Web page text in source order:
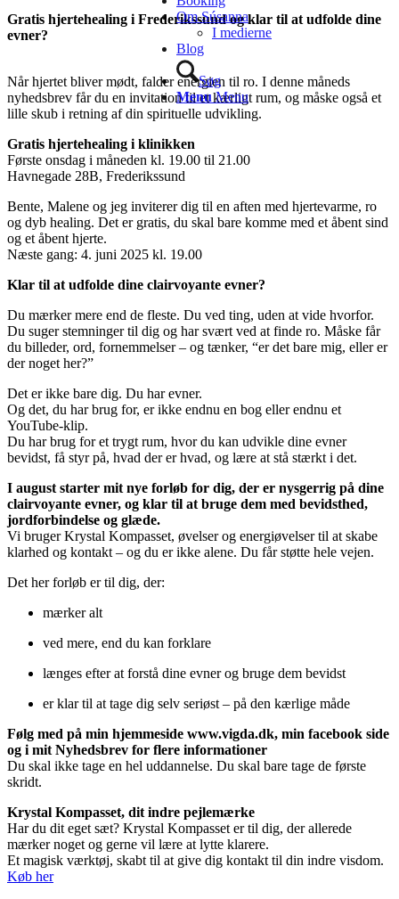
Om Súsanna
I medierne
Blog
Søg
Menu Menu
Gratis hjertehealing i Frederikssund og klar til at udfolde dine
evner?
Når hjertet bliver mødt, falder energien til ro. I denne måneds
nyhedsbrev får du en invitation til et kærligt rum, og måske også et
lille skub i retning af din spirituelle udvikling.
Gratis hjertehealing i klinikken
Første onsdag i måneden kl. 19.00 til 21.00
Havnegade 28B, Frederikssund
Bente, Malene og jeg inviterer dig til en aften med hjertevarme, ro
og dyb healing. Det er gratis, du skal bare komme med et åbent sind
og et åbent hjerte.
Næste gang: 4. juni 2025 kl. 19.00
Klar til at udfolde dine clairvoyante evner?
Du mærker mere end de fleste. Du ved ting, uden at vide hvorfor.
Du suger stemninger til dig og har svært ved at finde ro. Måske får
du billeder, ord, fornemmelser – og tænker, “er det bare mig, eller er
der noget her?”
Det er ikke bare dig. Du har evner.
Og det, du har brug for, er ikke endnu en bog eller endnu et
YouTube-klip.
Du har brug for et trygt rum, hvor du kan udvikle dine evner
bevidst, få styr på, hvad der er hvad, og lære at stå stærkt i det.
I august starter mit nye forløb for dig, der er nysgerrig på dine
clairvoyante evner, og klar til at bruge dem med bevidsthed,
jordforbindelse og glæde.
Vi bruger Krystal Kompasset, øvelser og energiøvelser til at skabe
klarhed og kontakt – og du er ikke alene. Du får støtte hele vejen.
Det her forløb er til dig, der:
mærker alt
ved mere, end du kan forklare
længes efter at forstå dine evner og bruge dem bevidst
er klar til at tage dig selv seriøst – på den kærlige måde
Følg med på min hjemmeside www.vigda.dk, min facebook side
og i mit Nyhedsbrev for flere informationer
Du skal ikke tage en hel uddannelse. Du skal bare tage de første
skridt.
Krystal Kompasset, dit indre pejlemærke
Har du dit eget sæt? Krystal Kompasset er til dig, der allerede
mærker noget og gerne vil lære at lytte klarere.
Et magisk værktøj, skabt til at give dig kontakt til din indre visdom.
Køb her